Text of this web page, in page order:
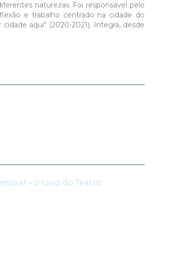
naturezas. Foi responsável pelo
e trabalho centrado na cidade do
aqui" (2020-2021). Integra, desde
– o caso do Teatro